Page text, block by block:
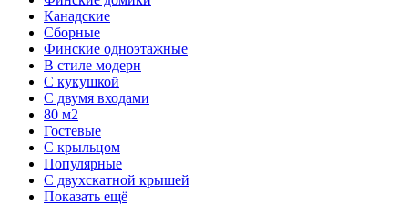
Канадские
Сборные
Финские одноэтажные
В стиле модерн
С кукушкой
С двумя входами
80 м2
Гостевые
С крыльцом
Популярные
С двухскатной крышей
Показать ещё